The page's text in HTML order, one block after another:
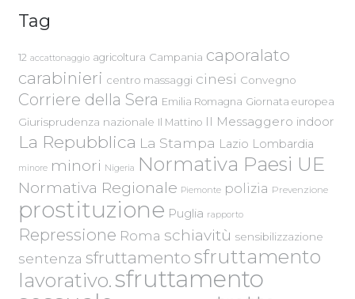
Tag
12 accattonaggio agricoltura Campania caporalato
carabinieri centro massaggi cinesi Convegno
Corriere della Sera Emilia Romagna Giornata europea
Giurisprudenza nazionale Il Mattino Il Messaggero indoor
La Repubblica La Stampa Lazio Lombardia
minore minori Nigeria Normativa Paesi UE
Normativa Regionale Piemonte polizia Prevenzione
prostituzione Puglia rapporto
Repressione Roma schiavitù sensibilizzazione
sentenza sfruttamento sfruttamento
lavorativo.sfruttamento